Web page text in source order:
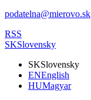
podatelna@mierovo.sk
RSS
SKSlovensky
SKSlovensky
ENEnglish
HUMagyar